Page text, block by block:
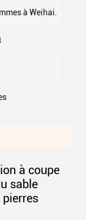
à Weihai.
à coupe
sable